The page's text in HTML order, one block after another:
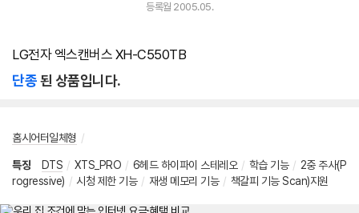
등록월 2005.05.
LG전자 엑스캔버스 XH-C550TB
단종된 상품입니다.
홈시어터일체형 /
특징 DTS / XTS_PRO / 6헤드 하이파이 스테레오 / 학습 기능 / 2중 주사(P
rogressive) / 시청 제한 기능 / 재생 메모리 기능 / 책갈피 기능 Scan)지원